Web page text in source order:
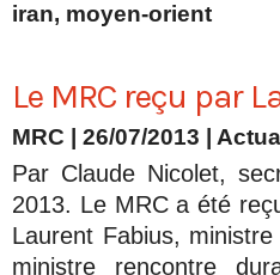
iran, moyen-orient
Le MRC reçu par
MRC | 26/07/2013
Par Claude Nicolet,
2013. Le MRC a été
Laurent Fabius,
ministre rencontre